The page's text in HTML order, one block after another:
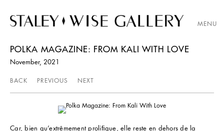
MENU
POLKA MAGAZINE: FROM KALI WITH LOVE
November, 2021
BACK PREVIOUS NEXT
Car, bien qu’extrêmement proliﬁque, elle reste en dehors de la